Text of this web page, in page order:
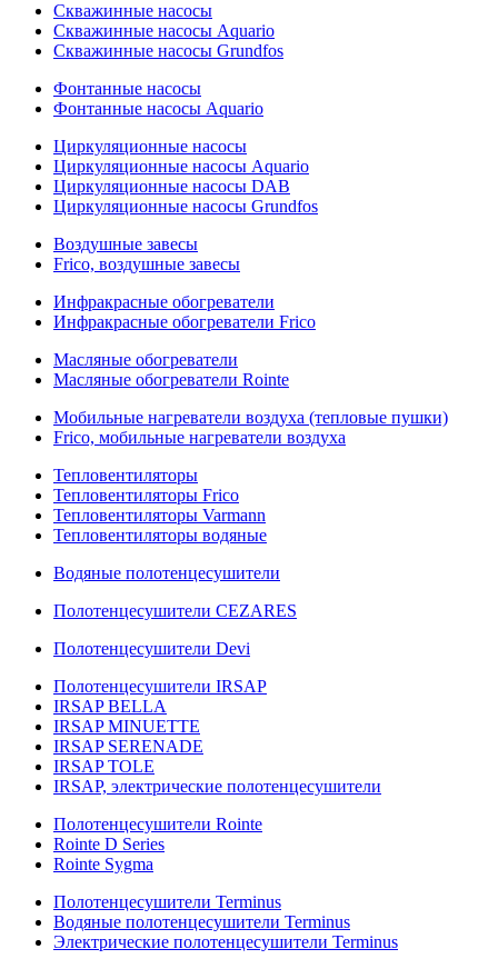
Скважинные насосы
Скважинные насосы Aquario
Скважинные насосы Grundfos
Фонтанные насосы
Фонтанные насосы Aquario
Циркуляционные насосы
Циркуляционные насосы Aquario
Циркуляционные насосы DAB
Циркуляционные насосы Grundfos
Воздушные завесы
Frico, воздушные завесы
Инфракрасные обогреватели
Инфракрасные обогреватели Frico
Масляные обогреватели
Масляные обогреватели Rointe
Мобильные нагреватели воздуха (тепловые пушки)
Frico, мобильные нагреватели воздуха
Тепловентиляторы
Тепловентиляторы Frico
Тепловентиляторы Varmann
Тепловентиляторы водяные
Водяные полотенцесушители
Полотенцесушители CEZARES
Полотенцесушители Devi
Полотенцесушители IRSAP
IRSAP BELLA
IRSAP MINUETTE
IRSAP SERENADE
IRSAP TOLE
IRSAP, электрические полотенцесушители
Полотенцесушители Rointe
Rointe D Series
Rointe Sygma
Полотенцесушители Terminus
Водяные полотенцесушители Terminus
Электрические полотенцесушители Terminus